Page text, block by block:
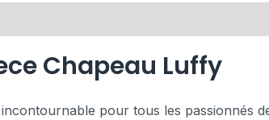
Chapeau Luffy
incontournable pour tous les passionnés